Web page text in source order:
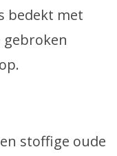
bedekt met
gebroken
stoffige oude